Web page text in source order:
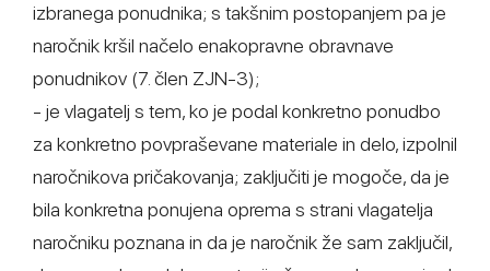
izbranega ponudnika; s takšnim postopanjem pa je
naročnik kršil načelo enakopravne obravnave
ponudnikov (7. člen ZJN-3);
- je vlagatelj s tem, ko je podal konkretno ponudbo
za konkretno povpraševane materiale in delo, izpolnil
naročnikova pričakovanja; zaključiti je mogoče, da je
bila konkretna ponujena oprema s strani vlagatelja
naročniku poznana in da je naročnik že sam zaključil,